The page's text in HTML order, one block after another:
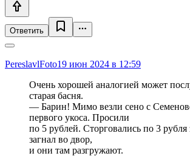
Ответить
PereslavlFoto19 июн 2024 в 12:59
Очень хорошей аналогией может
старая басня.
— Барин! Мимо везли сено с
первого укоса. Просили
по 5 рублей. Сторговались по 3 рубля
загнал во двор,
и они там разгружают.